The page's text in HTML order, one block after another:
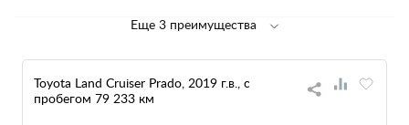
Еще 3 преимущества
Toyota Land Cruiser Prado, 2019 г.в., с
пробегом 79 233 км